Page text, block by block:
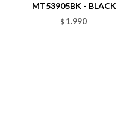
MT53905BK - BLACK
$ 1.990